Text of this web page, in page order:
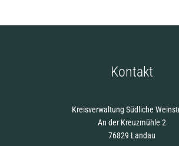
Kontakt
Kreisverwaltung Südliche
An der Kreuzmühle 2
76829 Landau